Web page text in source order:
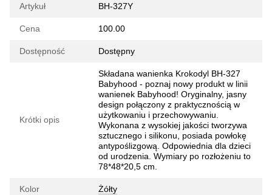
Artykuł BH-327Y
Cena 100.00
Dostępność Dostępny
Krótki opis
Składana wanienka Krokodyl BH-327
Babyhood - poznaj nowy produkt w linii
wanienek Babyhood! Oryginalny, jasny
design połączony z praktycznością w
użytkowaniu i przechowywaniu.
Wykonana z wysokiej jakości tworzywa
sztucznego i silikonu, posiada powłokę
antypoślizgową. Odpowiednia dla dzieci
od urodzenia. Wymiary po rozłożeniu to
78*48*20,5 cm.
Kolor Żółty